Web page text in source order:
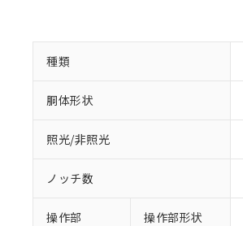
種類
胴体形状
照光/非照光
ノッチ数
操作部 操作部形状